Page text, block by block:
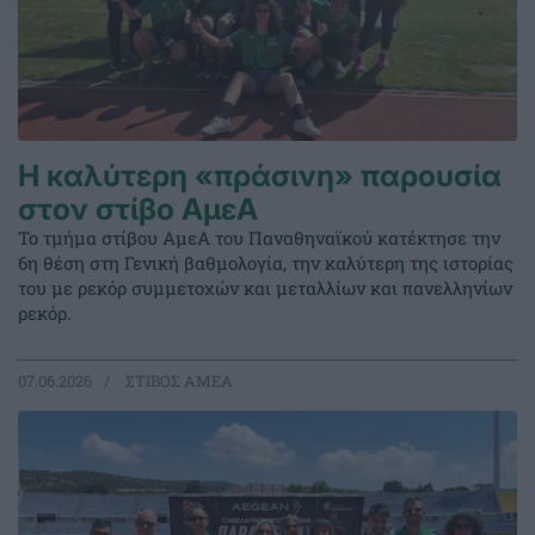
Η καλύτερη «πράσινη» παρουσία
στον στίβο ΑμεΑ
Το τμήμα στίβου ΑμεΑ του Παναθηναϊκού κατέκτησε την
6η θέση στη Γενική βαθμολογία, την καλύτερη της ιστορίας
του με ρεκόρ συμμετοχών και μεταλλίων και πανελληνίων
ρεκόρ.
07.06.2026 ΣΤΙΒΟΣ ΑΜΕΑ